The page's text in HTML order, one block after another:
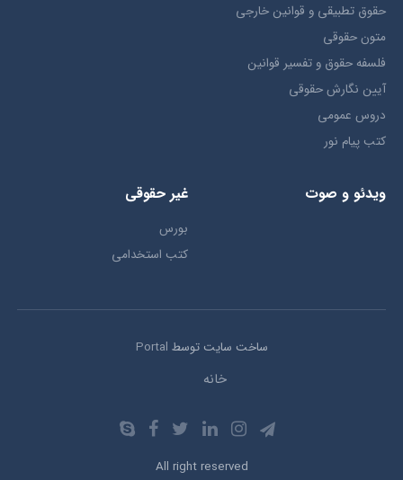
حقوق تطبيقي و قوانین خارجی
متون حقوقي
فلسفه حقوق و تفسیر قوانین
آیین نگارش حقوقی
دروس عمومی
کتب پیام نور
ویدئو و صوت غیر حقوقی
بورس
کتب استخدامی
ساخت سایت توسط Portal
خانه
All right reserved